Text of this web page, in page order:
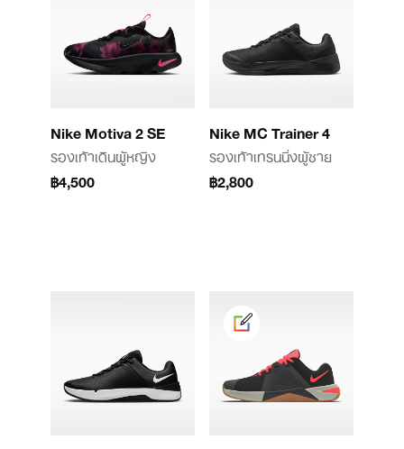
Nike Motiva 2 SE
รองเท้าเดินผู้หญิง
฿4,500
Nike MC Trainer 4
รองเท้าเทรนนิ่งผู้ชาย
฿2,800